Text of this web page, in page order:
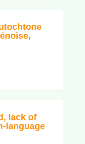
lack of
language